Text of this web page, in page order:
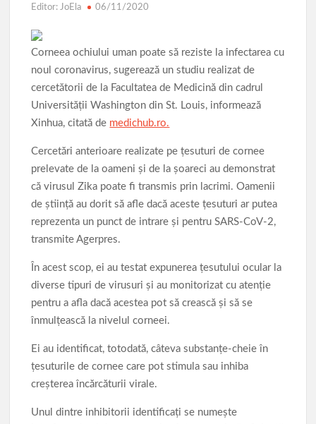
Lucrările de modernizare a infrastructurii rutiere din municipiu
AVERTIZARE: Actualizați de urgență aplicațiile de tip
browser bazate pe Chromium
Povestea calendarului si Castelul de lut 2025
Editor: JoEla 06/11/2020
Corneea ochiului uman poate să reziste la infectarea cu
noul coronavirus, sugerează un studiu realizat de
cercetătorii de la Facultatea de Medicină din cadrul
Universităţii Washington din St. Louis, informează
Xinhua, citată de medichub.ro.
Cercetări anterioare realizate pe ţesuturi de cornee
prelevate de la oameni şi de la şoareci au demonstrat
că virusul Zika poate fi transmis prin lacrimi. Oamenii
de ştiinţă au dorit să afle dacă aceste ţesuturi ar putea
reprezenta un punct de intrare şi pentru SARS-CoV-2,
transmite Agerpres.
În acest scop, ei au testat expunerea ţesutului ocular la
diverse tipuri de virusuri şi au monitorizat cu atenţie
pentru a afla dacă acestea pot să crească şi să se
înmulţească la nivelul corneei.
Ei au identificat, totodată, câteva substanţe-cheie în
ţesuturile de cornee care pot stimula sau inhiba
creşterea încărcăturii virale.
Unul dintre inhibitorii identificaţi se numeşte